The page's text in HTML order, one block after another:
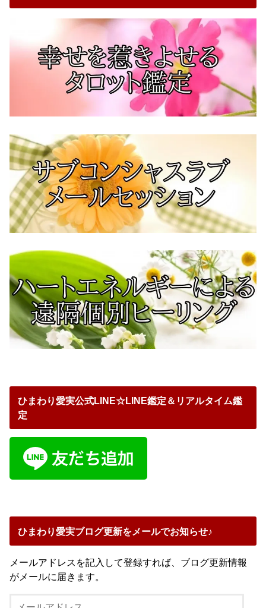
ひまわり愛実公式LINE☆LINE鑑定＆リアルタイム鑑
定
ひまわり愛実ブログ更新をメールでお知らせ♪
メールアドレスを記入して登録すれば、ブログ更新情報
がメールに届きます。